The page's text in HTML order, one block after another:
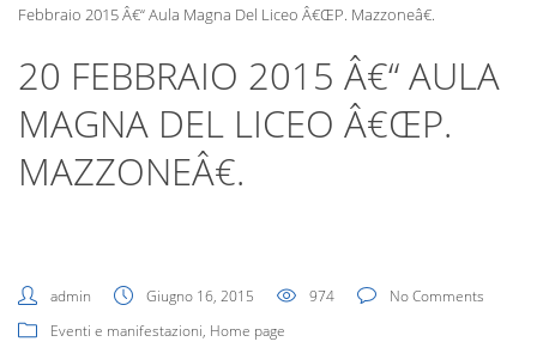
Febbraio 2015 Â€“ Aula Magna Del Liceo Â€œP. Mazzoneâ€.
20 FEBBRAIO 2015 Â€“ AULA
MAGNA DEL LICEO Â€ŒP.
MAZZONEÂ€.
admin Giugno 16, 2015 974
No Comments
Eventi e manifestazioni, Home page